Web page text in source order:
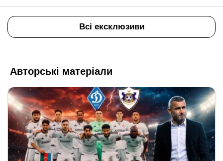
Всі ексклюзиви
Авторські матеріали